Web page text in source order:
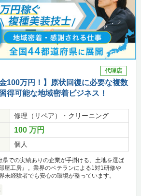
代理店
金100万円！】原状回復に必要な複数
得可能な地域密着ビジネス！
修理（リペア）・クリーニング
100 万円
個人
での実績ありの企業が手掛ける、土地を選ば
屋工房』。業界のベテランによる1対1研修や
未経験者でも安心の環境が整っています。